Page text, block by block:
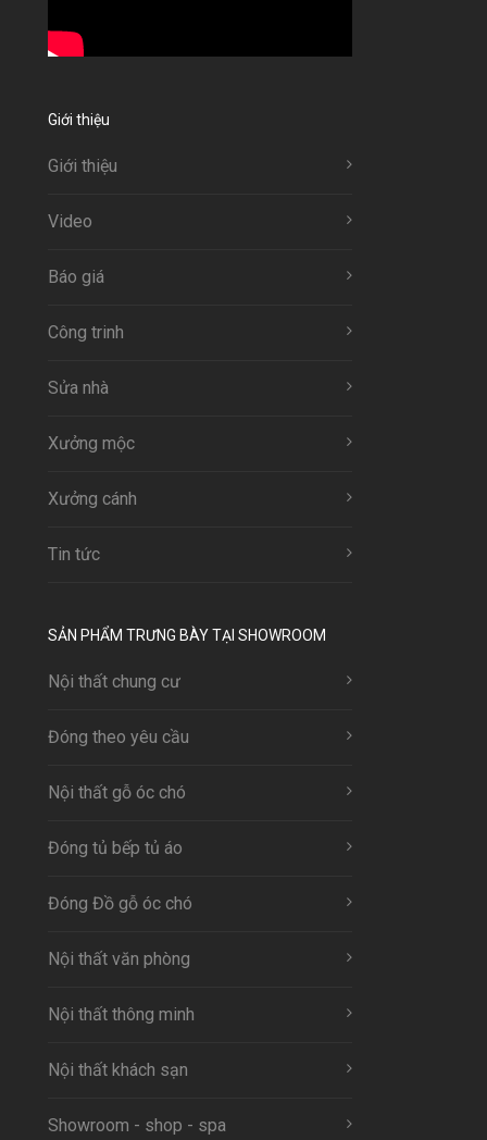
Giới thiệu
Giới thiệu
Video
Báo giá
Công trinh
Sửa nhà
Xưởng mộc
Xưởng cánh
Tin tức
SẢN PHẨM TRƯNG BÀY TẠI SHOWROOM
Nội thất chung cư
Đóng theo yêu cầu
Nội thất gỗ óc chó
Đóng tủ bếp tủ áo
Đóng Đồ gỗ óc chó
Nội thất văn phòng
Nội thất thông minh
Nội thất khách sạn
Showroom - shop - spa